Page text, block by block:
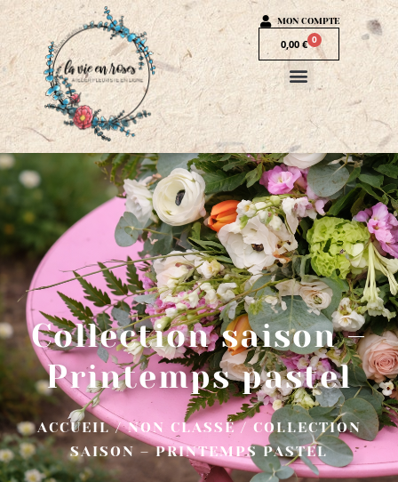
MON COMPTE
0,00 € 0
Collection saison –
Printemps pastel
ACCUEIL/NON CLASSÉ/ COLLECTION
SAISON – PRINTEMPS PASTEL